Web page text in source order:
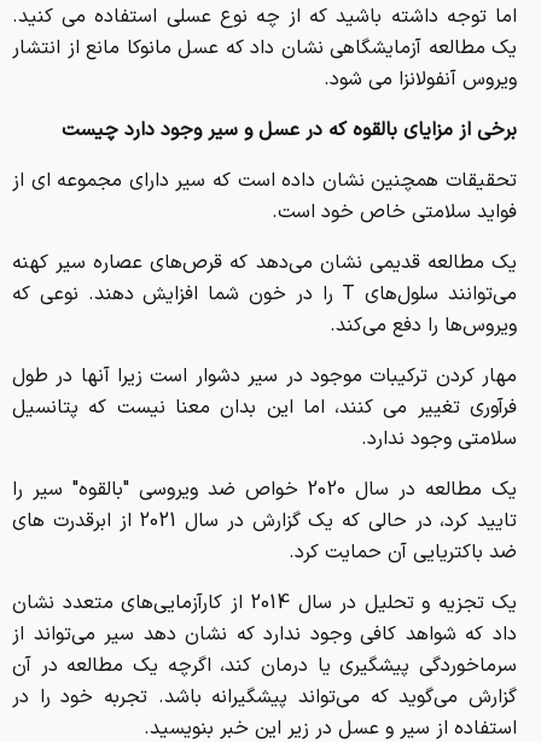
اما توجه داشته باشید که از چه نوع عسلی استفاده می کنید.
یک مطالعه آزمایشگاهی نشان داد که عسل مانوکا مانع از انتشار
ویروس آنفولانزا می شود.
برخی از مزایای بالقوه که در عسل و سیر وجود دارد چیست
تحقیقات همچنین نشان داده است که سیر دارای مجموعه ای از
فواید سلامتی خاص خود است.
یک مطالعه قدیمی نشان می‌دهد که قرص‌های عصاره سیر کهنه
می‌توانند سلول‌های T را در خون شما افزایش دهند. نوعی که
ویروس‌ها را دفع می‌کند.
مهار کردن ترکیبات موجود در سیر دشوار است زیرا آنها در طول
فرآوری تغییر می کنند، اما این بدان معنا نیست که پتانسیل
سلامتی وجود ندارد.
یک مطالعه در سال 2020 خواص ضد ویروسی "بالقوه" سیر را
تایید کرد، در حالی که یک گزارش در سال 2021 از ابرقدرت های
ضد باکتریایی آن حمایت کرد.
یک تجزیه و تحلیل در سال 2014 از کارآزمایی‌های متعدد نشان
داد که شواهد کافی وجود ندارد که نشان دهد سیر می‌تواند از
سرماخوردگی پیشگیری یا درمان کند، اگرچه یک مطالعه در آن
گزارش می‌گوید که می‌تواند پیشگیرانه باشد. تجربه خود را در
استفاده از سیر و عسل در زیر این خبر بنویسید.